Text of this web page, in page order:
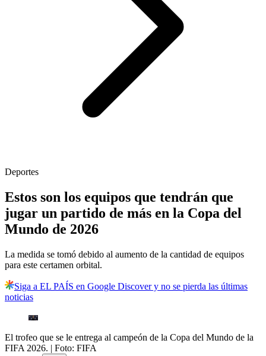
Deportes
Estos son los equipos que tendrán que
jugar un partido de más en la Copa del
Mundo de 2026
La medida se tomó debido al aumento de la cantidad de equipos
para este certamen orbital.
Siga a EL PAÍS en Google Discover y no se pierda las últimas
noticias
El trofeo que se le entrega al campeón de la Copa del Mundo de la
FIFA 2026. | Foto: FIFA